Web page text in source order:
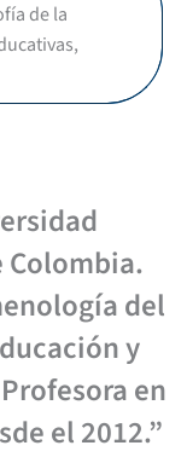
de la
Colombia.
del
y
en
el 2012.”